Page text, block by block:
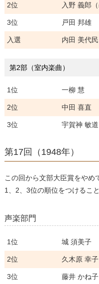
2位 入野 義郎（
3位 戸田 邦雄
入選 内田 美代民
第2部（室内楽曲）
1位 一柳 慧
2位 中田 喜直
3位 宇賀神 敏道
第17回（1948年）
この回から文部大臣賞をやめ
1、2、3位の順位をつけるこ
声楽部門
1位 城 須美子
2位 久木原 幸子
3位 藤井 かね子